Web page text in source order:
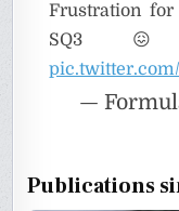
Frustration
SQ3
—
Publications